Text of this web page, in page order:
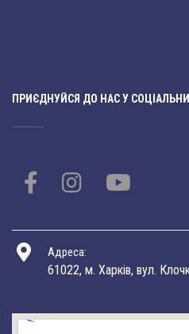
ПРИЄДНУЙСЯ ДО НАС У
Адреса:
61022, м. Харків, вул.